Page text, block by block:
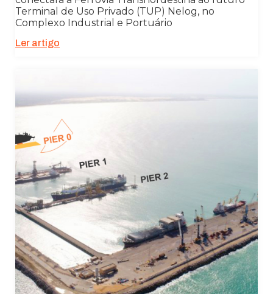
Terminal de Uso Privado (TUP) Nelog, no
Complexo Industrial e Portuário
Ler artigo
Estatísticas
do site, com
Para que o
nosso site
melhor possível
durante a sua
visita. Se você
recusar esses
cookies,
algumas
funcionalidades
desaparecerão